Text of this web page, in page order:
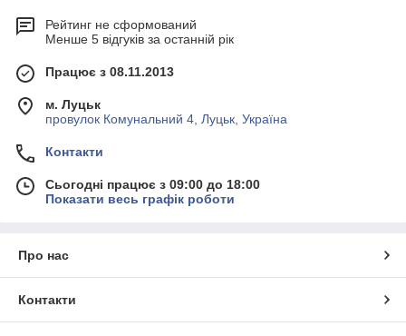
Рейтинг не сформований
Менше 5 відгуків за останній рік
Працює з 08.11.2013
м. Луцьк
провулок Комунальний 4, Луцьк, Україна
Контакти
Сьогодні працює з 09:00 до 18:00
Показати весь графік роботи
Про нас
Контакти